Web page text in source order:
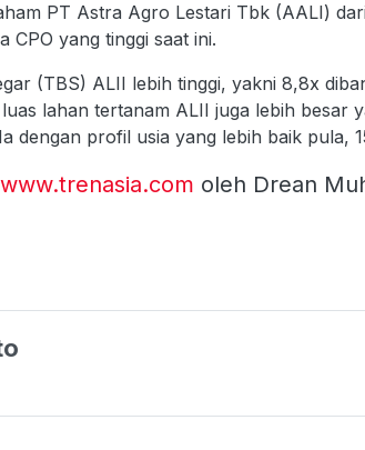
PT Astra Agro Lestari Tbk (AALI)
CPO yang tinggi saat ini.
(TBS) ALII lebih tinggi, yakni 8,8x
lahan tertanam ALII juga lebih besar
dengan profil usia yang lebih baik pula,
www.trenasia.com oleh Drean